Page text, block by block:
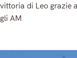
vittoria di Leo grazie
gli AM